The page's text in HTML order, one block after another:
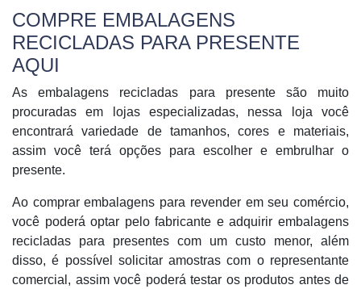
COMPRE EMBALAGENS
RECICLADAS PARA PRESENTE
AQUI
As embalagens recicladas para presente são muito
procuradas em lojas especializadas, nessa loja você
encontrará variedade de tamanhos, cores e materiais,
assim você terá opções para escolher e embrulhar o
presente.
Ao comprar embalagens para revender em seu comércio,
você poderá optar pelo fabricante e adquirir embalagens
recicladas para presentes com um custo menor, além
disso, é possível solicitar amostras com o representante
comercial, assim você poderá testar os produtos antes de